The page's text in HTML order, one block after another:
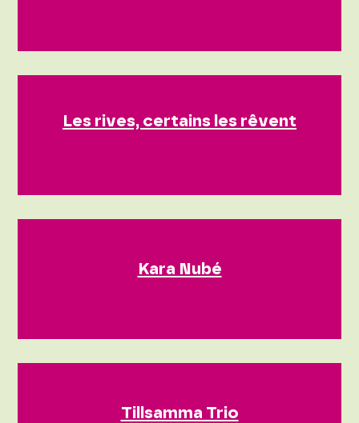
Les rives, certains les rêvent
Kara Nubé
Tillsamma Trio